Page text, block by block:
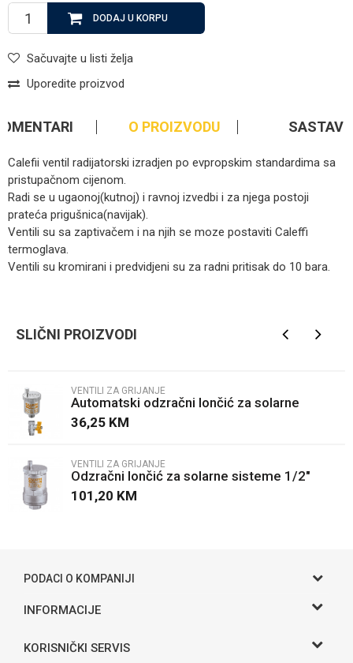
DODAJ U KORPU
Sačuvajte u listi želja
Uporedite proizvod
O PROIZVODU SASTAV
Calefii ventil radijatorski izradjen po evpropskim standardima sa
pristupačnom cijenom.
Radi se u ugaonoj(kutnoj) i ravnoj izvedbi i za njega postoji
prateća prigušnica(navijak).
Ventili su sa zaptivačem i na njih se moze postaviti Caleffi
termoglava.
Ventili su kromirani i predvidjeni su za radni pritisak do 10 bara.
Poruka
test
SLIČNI PROIZVODI
VENTILI ZA GRIJANJE
Automatski odzračni lončić za solarne
sisteme 3/8"
36,25 KM
VENTILI ZA GRIJANJE
Odzračni lončić za solarne sisteme 1/2"
101,20 KM
PODACI O KOMPANIJI
Gama S doo
Adresa
INFORMACIJE
O nama
KORISNIČKI SERVIS